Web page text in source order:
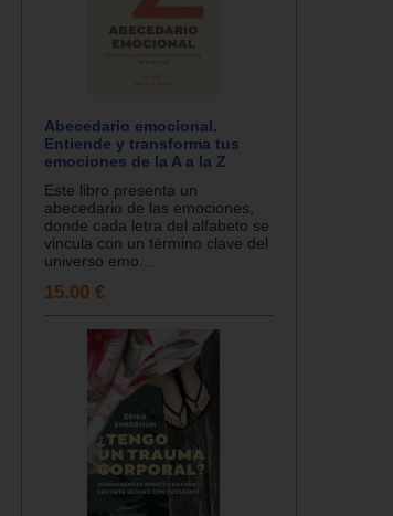
Abecedario emocional.
Entiende y transforma tus
emociones de la A a la Z
Este libro presenta un
abecedario de las emociones,
donde cada letra del alfabeto se
vincula con un término clave del
universo emo...
15.00 €